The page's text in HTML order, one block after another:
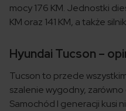
mocy 176 KM. Jednostki
KM oraz 141 KM, a także
Hyundai Tucson –
Tucson to przede
szalenie wygodny, zarówno
Samochód I generacji kusi